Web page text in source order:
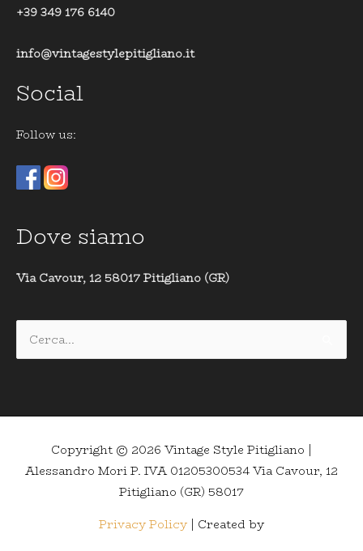
+39 349 176 6140
info@vintagestylepitigliano.it
Social
Follow us:
Dove siamo
Via Cavour, 12 58017 Pitigliano (GR)
Cerca:
Copyright © 2026 Vintage Style Pitigliano |
Alessandro Mori P. IVA 01205300534 Via Cavour, 12
Pitigliano (GR) 58017
Privacy Policy | Created by